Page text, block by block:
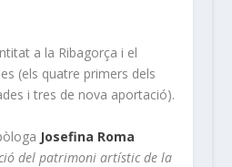
a la Ribagorça i el
(els quatre primers dels
i tres de nova aportació).
Josefina Roma
del patrimoni artístic de la